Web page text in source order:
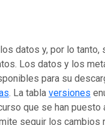
datos y, por lo tanto,
Los datos y los
para su
. La tabla versiones
que se han puesto
seguir los cambios